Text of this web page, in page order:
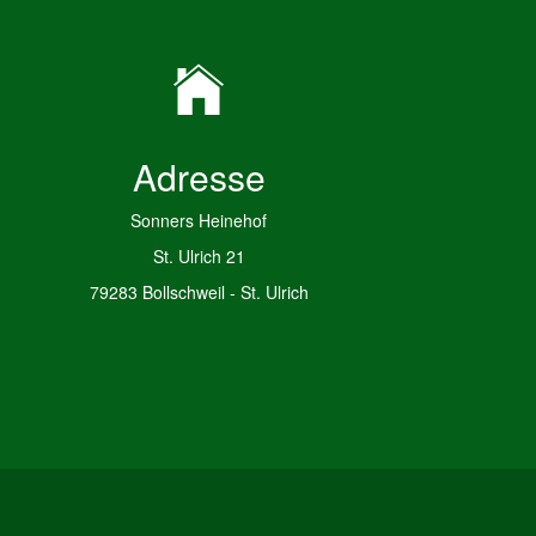
Adresse
Sonners Heinehof
St. Ulrich 21
79283 Bollschweil - St. Ulrich